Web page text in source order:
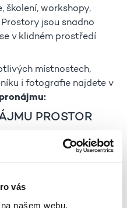
vás
našem webu,
školení, workshopy,
jsou snadno
v klidném prostředí
místnostech,
i fotografie najdete v
PROSTOR
naše kolegy, kteří s vámi